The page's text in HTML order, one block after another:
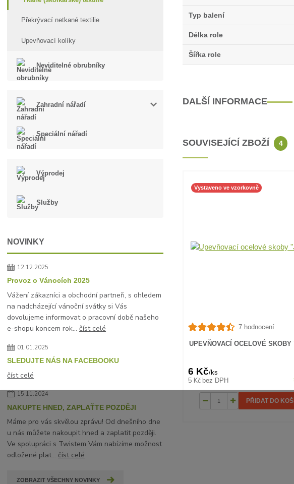
Překrývací netkané textilie
Upevňovací kolíky
Neviditelné obrubníky
Zahradní nářadí
Speciální nářadí
Výprodej
Služby
NOVINKY
12.12.2025
Provoz o Vánocích 2025
Vážení zákazníci a obchodní partneři, s ohledem
na nadcházející vánoční svátky si Vás
dovolujeme informovat o pracovní době našeho
e-shopu koncem rok...číst celé
01.01.2025
SLEDUJTE NÁS NA FACEBOOKU
číst celé
15.11.2024
NAKUPTE HNED, ZAPLAŤTE POZDĚJI
Máme pro vás skvělou zprávu! Od dnešního dne
u nás můžete nakoupit hned a zaplatit později.
Ve spolupráci s Twistem Vám nabízíme možnost
odložené plat...číst celé
ZOBRAZIT VŠECHNY NOVINKY
Typ balení
Délka role
Šířka role
DALŠÍ INFORMACE
SOUVISEJÍCÍ ZBOŽÍ 4
Vystaveno ve vzorkovně
7 hodnocení
UPEVŇOVACÍ OCELOVÉ SKOBY
6 Kč/ks
5 Kč bez DPH
PŘIDAT DO